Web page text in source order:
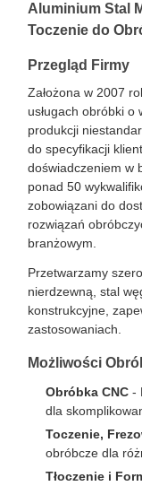
Aluminium Stal
Toczenie do
Przegląd Firmy
Założona w 2007
usługach obróbki
produkcji
do specyfikacji
doświadczeniem w
ponad 50
zobowiązani do
rozwiązań
branżowym.
Przetwarzamy
nierdzewną, stal
konstrukcyjne,
zastosowaniach.
Możliwości
Obróbka CNC -
dla
Toczenie,
obróbcze dla
Tłoczenie i